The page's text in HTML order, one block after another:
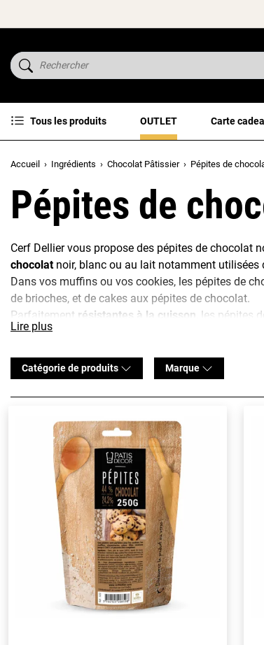
Tous les produits OUTLET Carte
Accueil Ingrédients Chocolat Pâtissier Pépites de
Pépites de
Cerf Dellier vous propose des pépites de chocolat
chocolatnoir, blanc ou au lait notamment utilisées
Dans vos muffins ou vos cookies, les pépites de
de brioches, et de cakes aux pépites de chocolat.
Parfaitement résistantes à la cuisson , les pépites
autres préparations avant la cuisson : elles ne
au fond de votre moule pendant la cuisson.
Lire plus
Catégorie de produits Marque